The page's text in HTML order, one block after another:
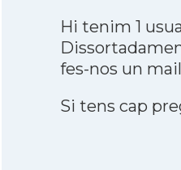
Hi tenim 1
fes-nos un
Si tens cap